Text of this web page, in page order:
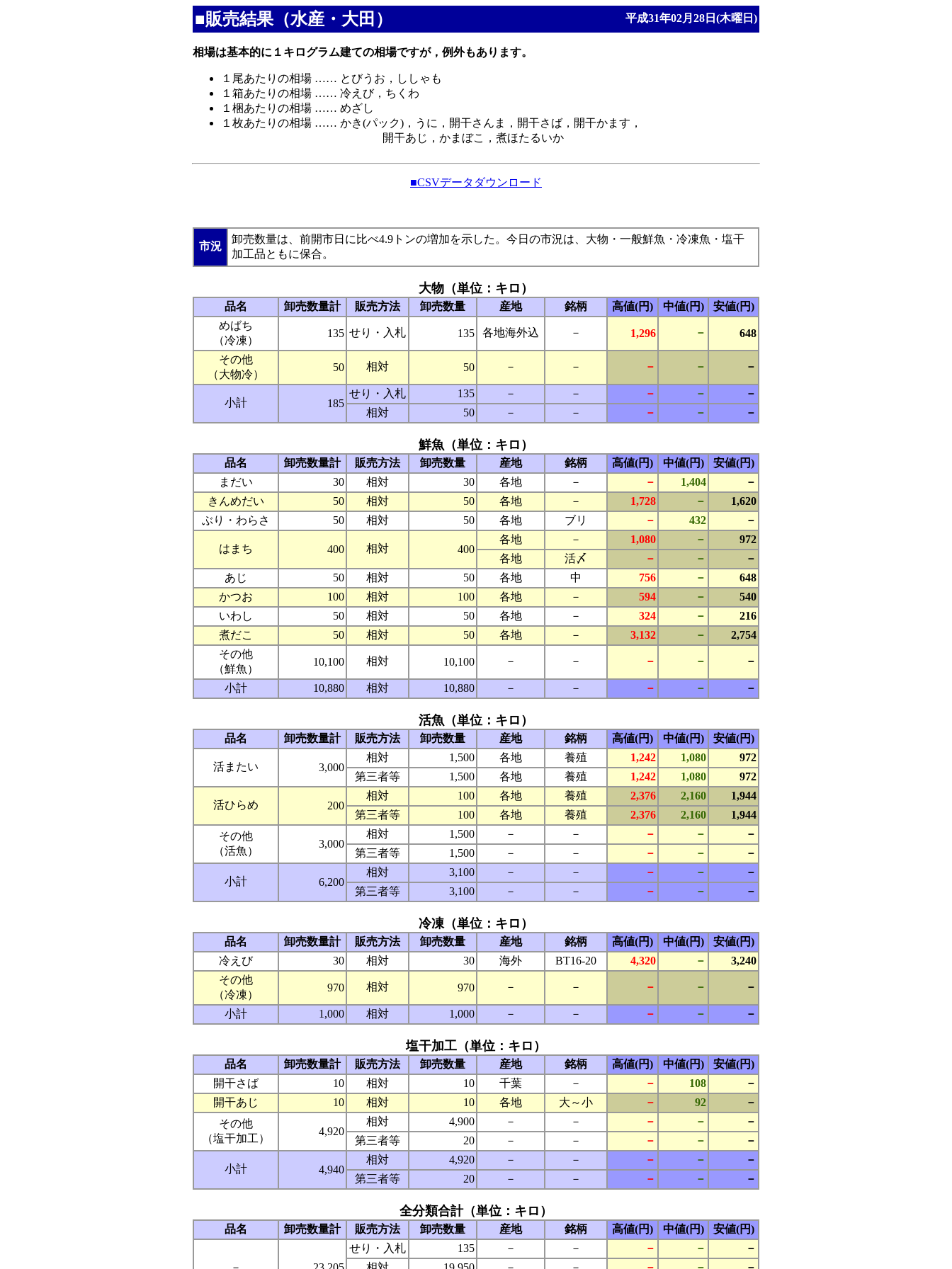
■販売結果（水産・大田） 平成31年02月28日(木曜日)
相場は基本的に１キログラム建ての相場ですが，例外もあります。
１尾あたりの相場 …… とびうお，ししゃも
１箱あたりの相場 …… 冷えび，ちくわ
１梱あたりの相場 …… めざし
１枚あたりの相場 …… かき(パック)，うに，開干さんま，開干さば，開干かます，
開干あじ，かまぼこ，煮ほたるいか
■CSVデータダウンロード
市況
卸売数量は、前開市日に比べ4.9トンの増加を示した。今日の市況は、大物・一般鮮魚・冷凍魚・塩干
加工品ともに保合。
大物（単位：キロ）
品名 卸売数量計 販売方法 卸売数量 産地 銘柄 高値(円) 中値(円)
安値(円)
めばち
（冷凍）
135 せり・入札 135 各地海外込 － 1,296 － 648
その他
（大物冷）
50 相対 50 － － － － －
小計 185
せり・入札 135 － － － －
－
相対
50 － － － － －
鮮魚（単位：キロ）
品名 卸売数量計 販売方法 卸売数量 産地 銘柄 高値(円) 中値(円)
安値(円)
まだい
30 相対 30 各地 － － 1,404
－
きんめだい
50 相対 50 各地 － 1,728 －
1,620
ぶり・わらさ
50 相対 50 各地 ブリ － 432 －
はまち 400 相対 400
各地 － 1,080 －
972
各地
活〆 － －
－
あじ
50 相対 50 各地 中 756 －
648
かつお
100 相対 100 各地 － 594 －
540
いわし
50 相対 50 各地 － 324 －
216
煮だこ
50 相対 50 各地 － 3,132 －
2,754
その他
（鮮魚）
10,100 相対 10,100 － － － － －
小計 10,880 相対 10,880 － － － － －
活魚（単位：キロ）
品名 卸売数量計 販売方法 卸売数量 産地 銘柄 高値(円) 中値(円) 安値(円)
活またい 3,000
相対 1,500 各地 養殖 1,242 1,080
972
第三者等
1,500 各地 養殖 1,242 1,080 972
活ひらめ 200
相対 100 各地 養殖 2,376 2,160
1,944
第三者等
100 各地 養殖 2,376 2,160
1,944
その他
（活魚）
3,000
相対 1,500 － － － －
－
第三者等
1,500 － － － － －
小計 6,200
相対 3,100 － － － －
－
第三者等
3,100 － － － － －
冷凍（単位：キロ）
品名 卸売数量計 販売方法 卸売数量 産地 銘柄 高値(円) 中値(円)
安値(円)
冷えび
30 相対 30 海外 BT16-20 4,320 －
3,240
その他
（冷凍）
970 相対 970 － － － － －
小計 1,000 相対 1,000 － － － － －
塩干加工（単位：キロ）
品名 卸売数量計 販売方法 卸売数量 産地 銘柄 高値(円) 中値(円)
安値(円)
開干さば
10 相対 10 千葉 － － 108
－
開干あじ
10 相対 10 各地 大～小 － 92
－
その他
（塩干加工）
4,920
相対 4,900 － － － －
－
第三者等
20 － － － － －
小計 4,940
相対 4,920 － － － －
－
第三者等
20 － － － － －
全分類合計（単位：キロ）
品名 卸売数量計 販売方法 卸売数量 産地 銘柄 高値(円) 中値(円) 安値(円)
せり・入札 135 － － － －
－